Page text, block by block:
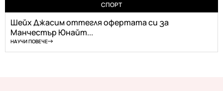
СПОРТ
Шейх Джасим оттегля офертата си за
Манчестър Юнайт...
НАУЧИ ПОВЕЧЕ